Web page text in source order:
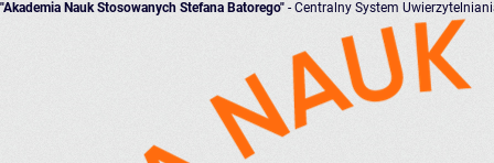
"Akademia Nauk Stosowanych Stefana Batorego" - Centralny System